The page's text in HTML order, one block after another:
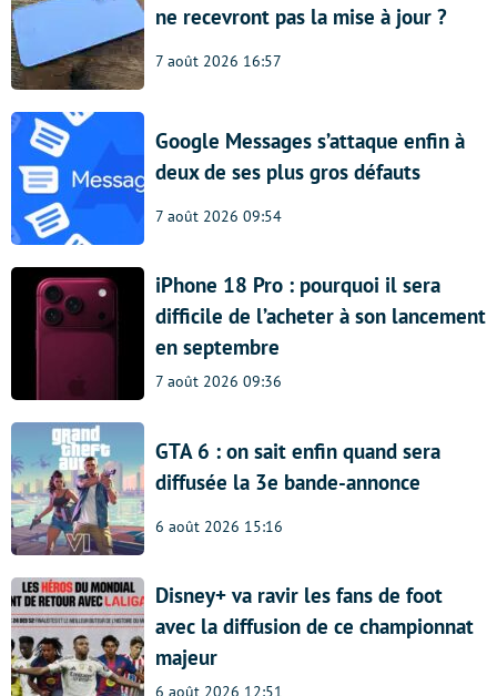
ne recevront pas la mise à jour ?
7 août 2026 16:57
Google Messages s’attaque enfin à
deux de ses plus gros défauts
7 août 2026 09:54
iPhone 18 Pro : pourquoi il sera
difficile de l’acheter à son lancement
en septembre
7 août 2026 09:36
GTA 6 : on sait enfin quand sera
diffusée la 3e bande-annonce
6 août 2026 15:16
Disney+ va ravir les fans de foot
avec la diffusion de ce championnat
majeur
6 août 2026 12:51